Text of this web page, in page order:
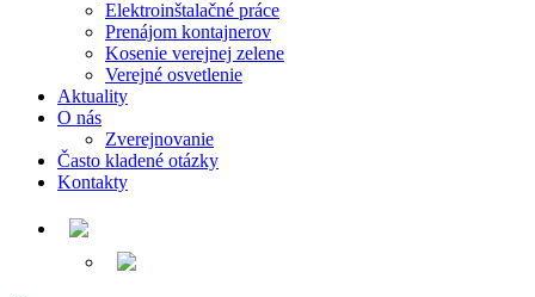
Elektroinštalačné práce
Prenájom kontajnerov
Kosenie verejnej zelene
Verejné osvetlenie
Aktuality
O nás
Zverejnovanie
Často kladené otázky
Kontakty